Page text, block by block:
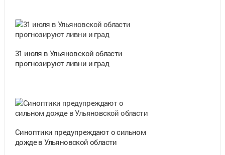
31 июля в Ульяновской области
прогнозируют ливни и град
Синоптики предупреждают о сильном
дожде в Ульяновской области